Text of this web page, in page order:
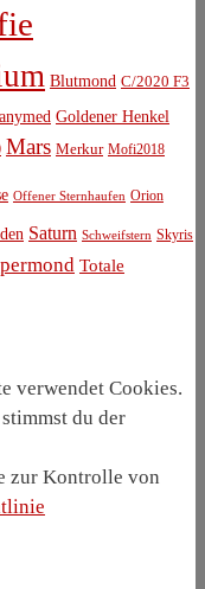
Blutmond C/2020 F3
Goldener Henkel
Mars Merkur Mofi2018
Offener Sternhaufen Orion
Saturn Schweifstern Skyris
Totale
verwendet Cookies.
du der
zur Kontrolle von